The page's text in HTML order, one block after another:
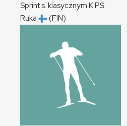
Sprint s. klasycznym KPŚ
Ruka
(FIN)